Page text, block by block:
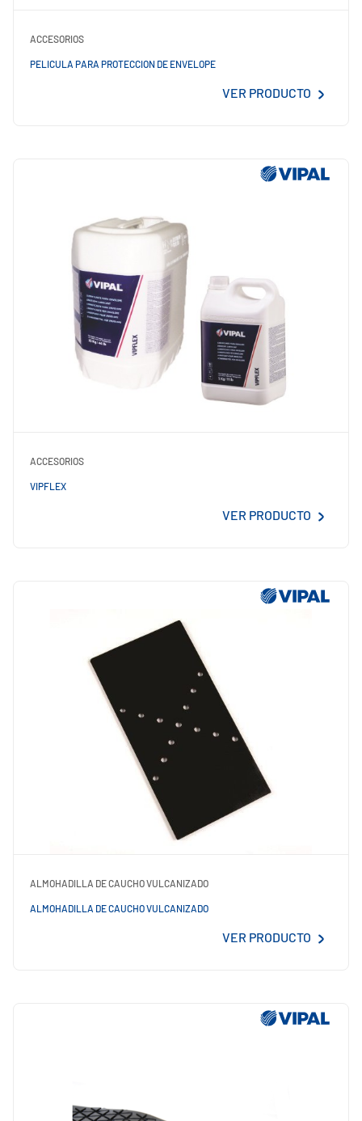
ACCESORIOS
PELICULA PARA PROTECCION DE ENVELOPE
VER PRODUCTO
ACCESORIOS
VIPFLEX
VER PRODUCTO
ALMOHADILLA DE CAUCHO VULCANIZADO
ALMOHADILLA DE CAUCHO VULCANIZADO
VER PRODUCTO